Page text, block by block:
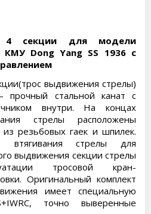
4 секции для модели
КМУ Dong Yang SS 1936 с
выдвижения стрелы)
прочный стальной канат с
внутри. На концах
стрелы расположены
резьбовых гаек и шпилек.
втягивания стрелы для
выдвижения секции стрелы
тросовой кран-
Оригинальный комплект
имеет специальную
точно выверенные